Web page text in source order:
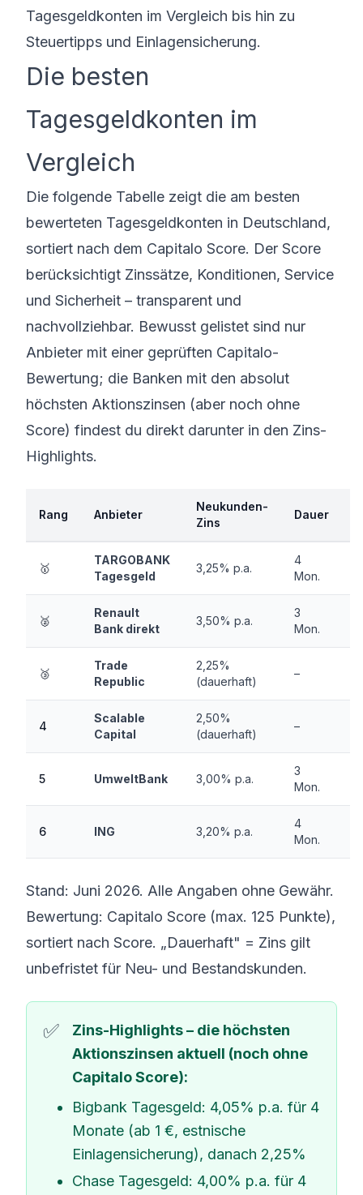
Tagesgeldkonten im Vergleich bis hin zu
Steuertipps und Einlagensicherung.
Die besten
Tagesgeldkonten im
Vergleich
Die folgende Tabelle zeigt die am besten
bewerteten Tagesgeldkonten in Deutschland,
sortiert nach dem Capitalo Score. Der Score
berücksichtigt Zinssätze, Konditionen, Service
und Sicherheit – transparent und
nachvollziehbar. Bewusst gelistet sind nur
Anbieter mit einer geprüften Capitalo-
Bewertung; die Banken mit den absolut
höchsten Aktionszinsen (aber noch ohne
Score) findest du direkt darunter in den Zins-
Highlights.
Rang Anbieter
Neukunden-
Zins
Dauer
🥇
TARGOBANK
Tagesgeld
3,25% p.a.
4
Mon.
🥈
Renault
Bank direkt
3,50% p.a.
3
Mon.
🥉
Trade
Republic
2,25%
(dauerhaft)
–
4
Scalable
Capital
2,50%
(dauerhaft)
–
5 UmweltBank 3,00% p.a.
3
Mon.
6 ING 3,20% p.a.
4
Mon.
Stand: Juni 2026. Alle Angaben ohne Gewähr.
Bewertung: Capitalo Score (max. 125 Punkte),
sortiert nach Score. „Dauerhaft" = Zins gilt
unbefristet für Neu- und Bestandskunden.
Zins-Highlights – die höchsten
Aktionszinsen aktuell (noch ohne
Capitalo Score):
Bigbank Tagesgeld: 4,05% p.a. für 4
Monate (ab 1 €, estnische
Einlagensicherung), danach 2,25%
Chase Tagesgeld: 4,00% p.a. für 4